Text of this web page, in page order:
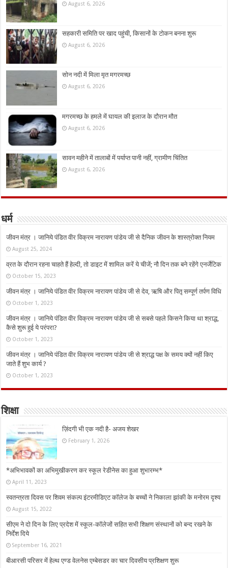
August 6, 2026
सहकारी समिति पर खाद पहुंची, किसानों के टोकन बनना शुरू
August 6, 2026
सोन नदी में मिला मृत मगरमच्छ
August 6, 2026
मगरमच्छ के हमले में घायल की इलाज के दौरान मौत
August 6, 2026
सावन महीने में तालाबों में पर्याप्त पानी नहीं, ग्रामीण चिंतित
August 6, 2026
धर्म
जीवन मंत्र । जानिये पंडित वीर विक्रम नारायण पांडेय जी से दैनिक जीवन के शास्त्रोक्त नियम
August 25, 2024
व्रत के दौरान रहना चाहते हैं हेल्दी, तो डाइट में शामिल करें ये चीजें; नौ दिन तक बने रहेंगे एनर्जेटिक
October 15, 2023
जीवन मंत्र । जानिये पंडित वीर विक्रम नारायण पांडेय जी से देव, ऋषि और पितृ सम्पूर्ण तर्पण विधि
October 1, 2023
जीवन मंत्र । जानिये पंडित वीर विक्रम नारायण पांडेय जी से सबसे पहले किसने किया था श्राद्ध,
कैसे शुरू हुई ये परंपरा?
October 1, 2023
जीवन मंत्र । जानिये पंडित वीर विक्रम नारायण पांडेय जी से श्राद्ध पक्ष के समय क्यों नहीं किए
जाते हैं शुभ कार्य ?
October 1, 2023
शिक्षा
ज़िंदगी भी एक नदी है- अजय शेखर
February 1, 2026
*अभिभावकों का अभिमुखीकरण कर स्कूल रेडीनेस का हुआ शुभारम्भ*
April 11, 2023
स्वतन्त्रता दिवस पर शिवम संकल्प इंटरमीडिएट कॉलेज के बच्चों ने निकाला झांकी के मनोरम दृश्य
August 15, 2022
सीएम ने दो दिन के लिए प्रदेश में स्कूल-कॉलेजों सहित सभी शिक्षण संस्थानों को बन्द रखने के
निर्देश दिये
September 16, 2021
बीआरसी परिसर में हेल्थ एण्ड वेलनेस एम्बेसडर का चार दिवसीय प्रशिक्षण शुरू